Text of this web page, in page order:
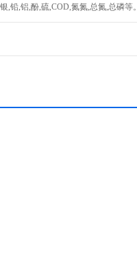
,铅,铝,酚,硫,COD,氮氮,总氮,总磷等。